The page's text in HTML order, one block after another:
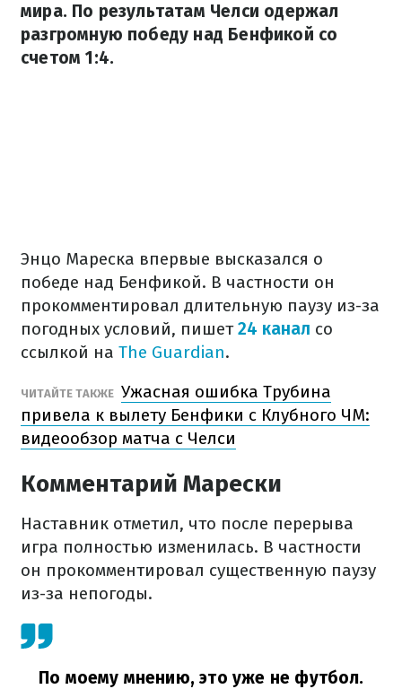
мира. По результатам Челси одержал
разгромную победу над Бенфикой со
счетом 1:4.
Энцо Мареска впервые высказался о
победе над Бенфикой. В частности он
прокомментировал длительную паузу из-за
погодных условий, пишет24 канал со
ссылкой на The Guardian.
ЧИТАЙТЕ ТАКЖЕ Ужасная ошибка Трубина
привела к вылету Бенфики с Клубного ЧМ:
видеообзор матча с Челси
Комментарий Марески
Наставник отметил, что после перерыва
игра полностью изменилась. В частности
он прокомментировал существенную паузу
из-за непогоды.
По моему мнению, это уже не футбол.